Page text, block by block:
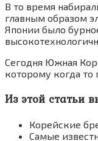
В то время
главным образом
Японии было
Сегодня Южная
которому когда то
Из этой статьи
Корейские
Самые